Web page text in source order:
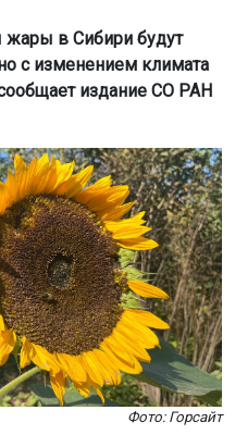
в Сибири будут
с изменением климата
издание СО РАН
Фото: Горсайт